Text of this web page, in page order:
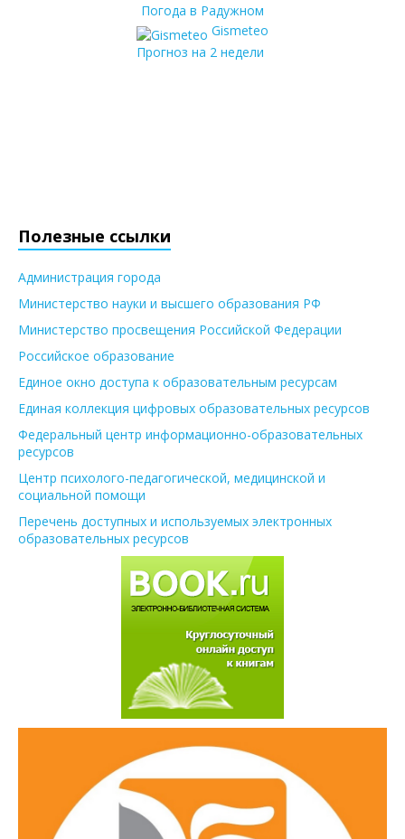
Погода в Радужном
Gismeteo
Прогноз на 2 недели
Полезные ссылки
Администрация города
Министерство науки и высшего образования РФ
Министерство просвещения Российской Федерации
Российское образование
Единое окно доступа к образовательным ресурсам
Единая коллекция цифровых образовательных ресурсов
Федеральный центр информационно-образовательных
ресурсов
Центр психолого-педагогической, медицинской и
социальной помощи
Перечень доступных и используемых электронных
образовательных ресурсов